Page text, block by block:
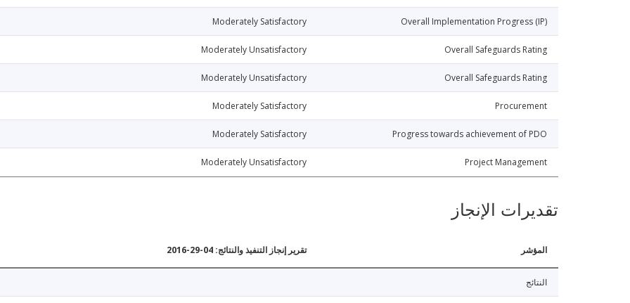
Overall Implementation Progress (IP)
Moderately Satisfactory
Overall Safeguards Rating
Moderately Unsatisfactory
Overall Safeguards Rating
Moderately Unsatisfactory
Procurement
Moderately Satisfactory
Progress towards achievement of PDO
Moderately Satisfactory
Project Management
Moderately Unsatisfactory
تقديرات الإنجاز
المؤشر تقرير إنجاز التنفيذ والنتائج: 04-29-2016
النتائج